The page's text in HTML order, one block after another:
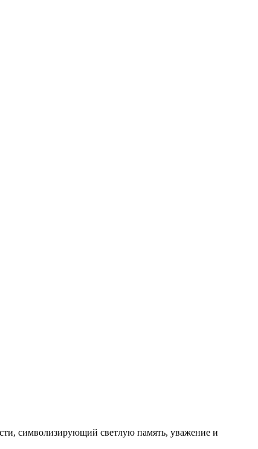
символизирующий светлую память, уважение и